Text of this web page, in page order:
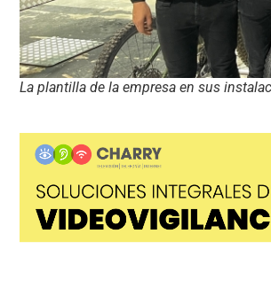
La plantilla de la empresa en sus